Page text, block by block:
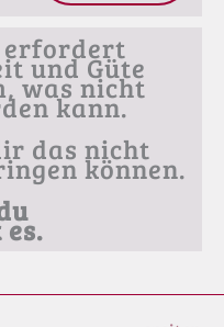
erfordert
und Güte
was nicht
kann.
das nicht
können.